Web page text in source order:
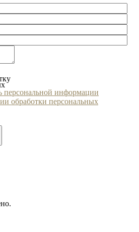
персональной информации
обработки персональных